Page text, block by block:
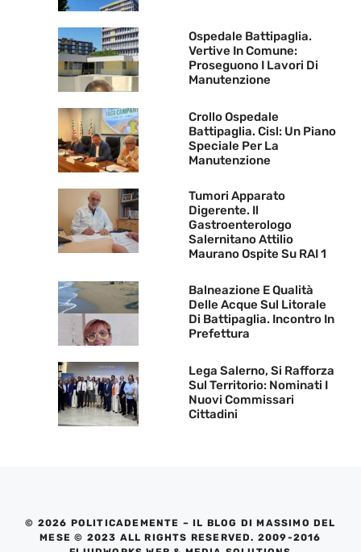
Ospedale Battipaglia.
Vertive In Comune:
Proseguono I Lavori Di
Manutenzione
Crollo Ospedale
Battipaglia. Cisl: Un Piano
Speciale Per La
Manutenzione
Tumori Apparato
Digerente. Il
Gastroenterologo
Salernitano Attilio
Maurano Ospite Su RAI 1
Balneazione E Qualità
Delle Acque Sul Litorale
Di Battipaglia. Incontro In
Prefettura
Lega Salerno, Si Rafforza
Sul Territorio: Nominati I
Nuovi Commissari
Cittadini
© 2026 POLITICADEMENTE – IL BLOG DI MASSIMO DEL
MESE © 2023 ALL RIGHTS RESERVED. 2009-2016